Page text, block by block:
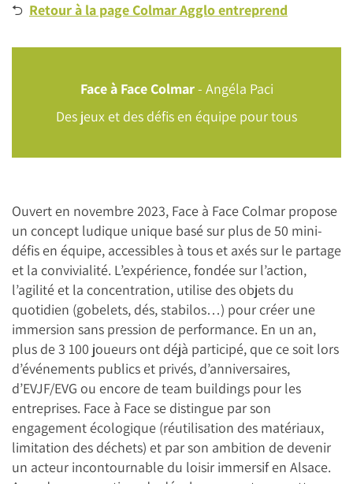
⮌ Retour à la page Colmar Agglo entreprend
Face à Face Colmar- Angéla Paci
Des jeux et des défis en équipe pour tous
Ouvert en novembre 2023, Face à Face Colmar propose
un concept ludique unique basé sur plus de 50 mini-
défis en équipe, accessibles à tous et axés sur le partage
et la convivialité. L’expérience, fondée sur l’action,
l’agilité et la concentration, utilise des objets du
quotidien (gobelets, dés, stabilos…) pour créer une
immersion sans pression de performance. En un an,
plus de 3 100 joueurs ont déjà participé, que ce soit lors
d’événements publics et privés, d’anniversaires,
d’EVJF/EVG ou encore de team buildings pour les
entreprises. Face à Face se distingue par son
engagement écologique (réutilisation des matériaux,
limitation des déchets) et par son ambition de devenir
un acteur incontournable du loisir immersif en Alsace.